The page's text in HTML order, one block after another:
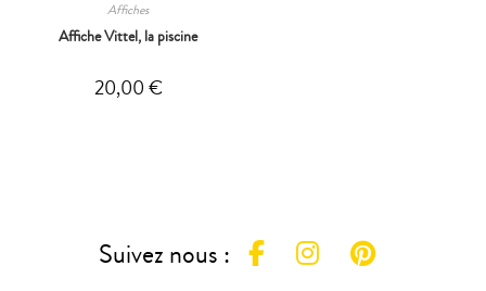
Affiches
Affiche Vittel, la piscine
20,00€
Suivez nous :